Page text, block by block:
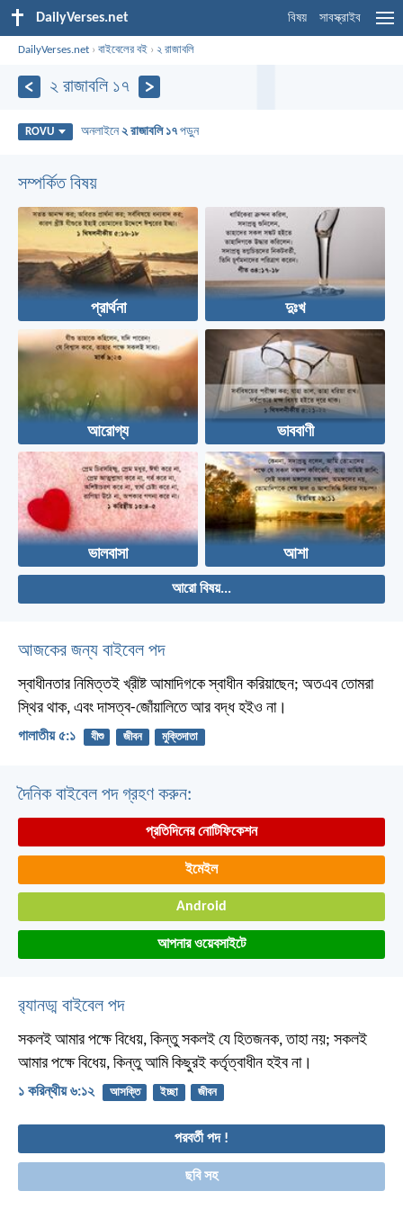
DailyVerses.net বিষয় সাবস্ক্রাইব
DailyVerses.net ›বাইবেলের বই ›২ রাজাবলি
২ রাজাবলি ১৭
ROVU অনলাইনে২ রাজাবলি ১৭ পড়ুন
সম্পর্কিত বিষয়
প্রার্থনা দুঃখ
আরোগ্য ভাববাণী
ভালবাসা আশা
আরো বিষয়...
আজকের জন্য বাইবেল পদ
স্বাধীনতার নিমিত্তই খ্রীষ্ট আমাদিগকে স্বাধীন করিয়াছেন; অতএব তোমরা
স্থির থাক, এবং দাসত্ব-জোঁয়ালিতে আর বদ্ধ হইও না।
গালাতীয় ৫:১ যীশু জীবন মুক্তিদাতা
দৈনিক বাইবেল পদ গ্রহণ করুন:
প্রতিদিনের নোটিফিকেশন
ইমেইল
Android
আপনার ওয়েবসাইটে
র‌্যানড্ম বাইবেল পদ
সকলই আমার পক্ষে বিধেয়, কিন্তু সকলই যে হিতজনক, তাহা নয়; সকলই
আমার পক্ষে বিধেয়, কিন্তু আমি কিছুরই কর্তৃত্বাধীন হইব না।
১ করিন্থীয় ৬:১২ আসক্তি ইচ্ছা জীবন
পরবর্তী পদ !
ছবি সহ